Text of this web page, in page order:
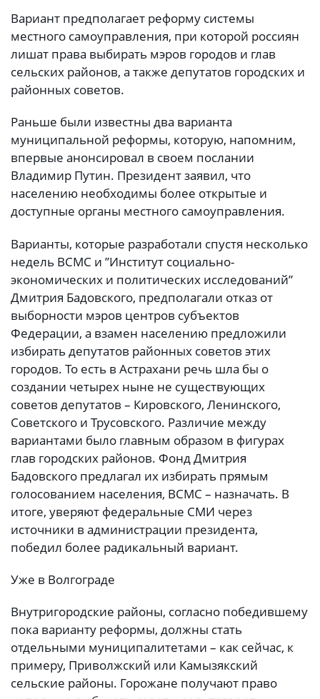
Вариант предполагает реформу системы
местного самоуправления, при которой россиян
лишат права выбирать мэров городов и глав
сельских районов, а также депутатов городских и
районных советов.
Раньше были известны два варианта
муниципальной реформы, которую, напомним,
впервые анонсировал в своем послании
Владимир Путин. Президент заявил, что
населению необходимы более открытые и
доступные органы местного самоуправления.
Варианты, которые разработали спустя несколько
недель ВСМС и ”Институт социально-
экономических и политических исследований”
Дмитрия Бадовского, предполагали отказ от
выборности мэров центров субъектов
Федерации, а взамен населению предложили
избирать депутатов районных советов этих
городов. То есть в Астрахани речь шла бы о
создании четырех ныне не существующих
советов депутатов – Кировского, Ленинского,
Советского и Трусовского. Различие между
вариантами было главным образом в фигурах
глав городских районов. Фонд Дмитрия
Бадовского предлагал их избирать прямым
голосованием населения, ВСМС – назначать. В
итоге, уверяют федеральные СМИ через
источники в администрации президента,
победил более радикальный вариант.
Уже в Волгограде
Внутригородские районы, согласно победившему
пока варианту реформы, должны стать
отдельными муниципалитетами – как сейчас, к
примеру, Приволжский или Камызякский
сельские районы. Горожане получают право